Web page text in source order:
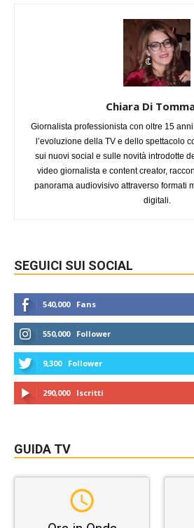
Chiara Di
Giornalista professionista con oltre 15
l’evoluzione della TV e dello spettacolo
sui nuovi social e sulle novità introdotte
video giornalista e content creator,
panorama audiovisivo attraverso formati
digitali.
SEGUICI SUI SOCIAL
540,000 Fans
550,000 Follower
9,300 Follower
290,000 Iscritti
GUIDA TV